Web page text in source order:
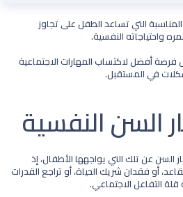
المناسبة التي تساعد الطفل على تجاوز
واحتياجاته النفسية.
فرصة أفضل لاكتساب المهارات الاجتماعية
في المستقبل.
السن النفسية​
السن عن تلك التي يواجهها الأطفال، إذ
أو فقدان شريك الحياة، أو تراجع القدرات
قلة التفاعل الاجتماعي.